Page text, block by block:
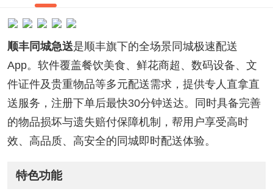
顺丰同城急送是顺丰旗下的全场景同城极速配送
App。软件覆盖餐饮美食、鲜花商超、数码设备、文
件证件及贵重物品等多元配送需求，提供专人直拿直
送服务，注册下单后最快30分钟送达。同时具备完善
的物品损坏与遗失赔付保障机制，帮用户享受高时
效、高品质、高安全的同城即时配送体验。
特色功能